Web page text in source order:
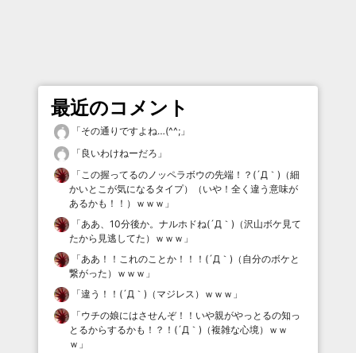
最近のコメント
「その通りですよね…(^^; 」
「 良いわけねーだろ 」
「 この握ってるのノッペラボウの先端！？(´Д｀)（細
かいとこが気になるタイプ）（いや！全く違う意味が
あるかも！！）ｗｗｗ 」
「ああ、10分後か。ナルホドね(´Д｀)（沢山ボケ見て
たから見逃してた）ｗｗｗ 」
「ああ！！これのことか！！！(´Д｀)（自分のボケと
繋がった）ｗｗｗ 」
「違う！！(´Д｀)（マジレス）ｗｗｗ 」
「ウチの娘にはさせんぞ！！いや親がやっとるの知っ
とるからするかも！？！(´Д｀)（複雑な心境）ｗｗ
ｗ 」